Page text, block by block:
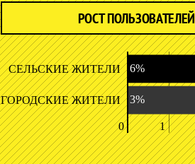
РОСТ
СЕЛЬСКИЕ ЖИТЕЛИ
ГОРОДСКИЕ ЖИТЕЛИ
0 1
6%
3%